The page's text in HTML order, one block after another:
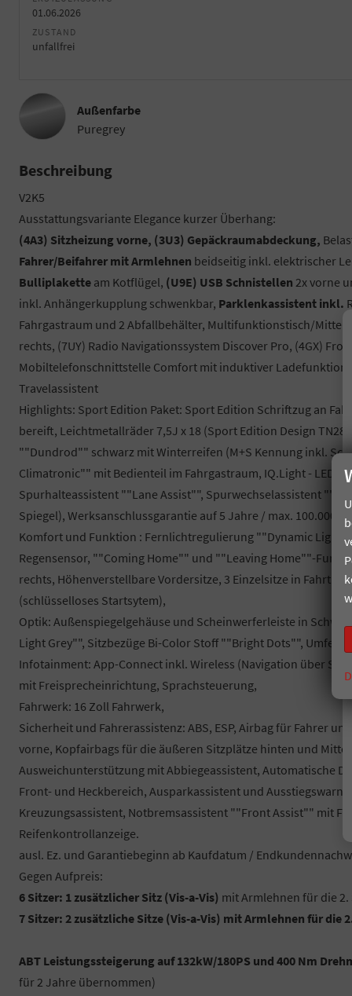
01.06.2026
ZUSTAND
unfallfrei
Außenfarbe
Puregrey
Beschreibung
V2K5
Ausstattungsvariante Elegance kurzer Überhang:
(4A3) Sitzheizung vorne, (3U3) Gepäckraumabdeckung,
Fahrer/Beifahrer mit Armlehnen beidseitig inkl. elektrischer
Bulliplakette am Kotflügel, (U9E) USB Schnistellen 2x vorne
inkl. Anhängerkupplung schwenkbar, Parklenkassistent inkl.
Fahrgastraum und 2 Abfallbehälter, Multifunktionstisch/
rechts, (7UY) Radio Navigationssystem Discover Pro, (4GX)
Mobiltelefonschnittstelle Comfort mit induktiver Ladefunktion,
Travelassistent
Highlights: Sport Edition Paket: Sport Edition Schriftzug an
bereift, Leichtmetallräder 7,5J x 18 (Sport Edition Design
""Dundrod"" schwarz mit Winterreifen (M+S Kennung inkl.
Climatronic"" mit Bedienteil im Fahrgastraum, IQ.Light - LED-
Spurhalteassistent ""Lane Assist"", Spurwechselassistent
Spiegel), Werksanschlussgarantie auf 5 Jahre / max. 100.000 km.
Komfort und Funktion : Fernlichtregulierung ""Dynamic Light
Regensensor, ""Coming Home"" und ""Leaving Home""-
rechts, Höhenverstellbare Vordersitze, 3 Einzelsitze in
(schlüsselloses Startsytem),
Optik: Außenspiegelgehäuse und Scheinwerferleiste in
Light Grey"", Sitzbezüge Bi-Color Stoff ""Bright Dots"",
Infotainment: App-Connect inkl. Wireless (Navigation über
mit Freisprecheinrichtung, Sprachsteuerung,
Fahrwerk: 16 Zoll Fahrwerk,
Sicherheit und Fahrerassistenz: ABS, ESP, Airbag für Fahrer
vorne, Kopfairbags für die äußeren Sitzplätze hinten und
Ausweichunterstützung mit Abbiegeassistent, Automatische
Front- und Heckbereich, Ausparkassistent und
Kreuzungsassistent, Notbremsassistent ""Front Assist"" mit
Reifenkontrollanzeige.
ausl. Ez. und Garantiebeginn ab Kaufdatum /
Gegen Aufpreis:
6 Sitzer: 1 zusätzlicher Sitz (Vis-a-Vis) mit Armlehnen für die
7 Sitzer: 2 zusätzliche Sitze (Vis-a-Vis) mit Armlehnen für die
ABT Leistungssteigerung auf 132kW/180PS und 400 Nm
für 2 Jahre übernommen)